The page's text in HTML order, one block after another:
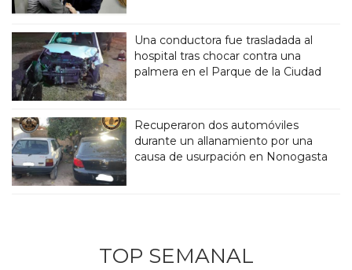
Una conductora fue trasladada al
hospital tras chocar contra una
palmera en el Parque de la Ciudad
Recuperaron dos automóviles
durante un allanamiento por una
causa de usurpación en Nonogasta
TOP SEMANAL